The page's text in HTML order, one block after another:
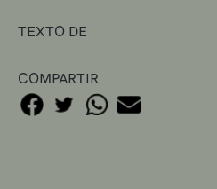
TEXTO DE
COMPARTIR